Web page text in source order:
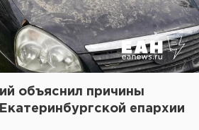
объяснил причины
епархии